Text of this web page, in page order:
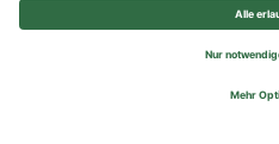
© 2026 REWE Group